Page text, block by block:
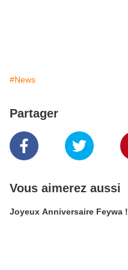
#News
Partager
Vous aimerez aussi
Joyeux Anniversaire Feywa !